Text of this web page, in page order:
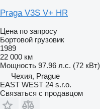
Praga V3S V+ HR
Цена по запросу
Бортовой грузовик
1989
22 000 км
Мощность 97.96 л.с. (72 кВт)
Чехия, Prague
EAST WEST 24 s.r.o.
Связаться с продавцом